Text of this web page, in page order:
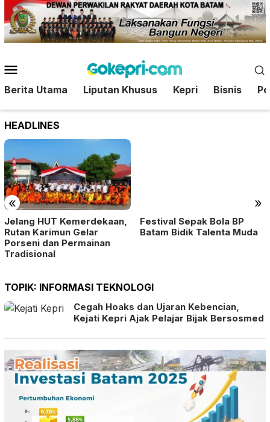
Loncat
ke
konten
Mobile
Berita Utama Liputan Khusus Kepri Bisnis
HEADLINES
« »
Jelang HUT Kemerdekaan,
Rutan Karimun Gelar
Porseni dan Permainan
Tradisional
Festival Sepak Bola BP
Batam Bidik Talenta Muda
TOPIK: INFORMASI TEKNOLOGI
Cegah Hoaks dan Ujaran Kebencian,
Kejati Kepri Ajak Pelajar Bijak Bersosmed